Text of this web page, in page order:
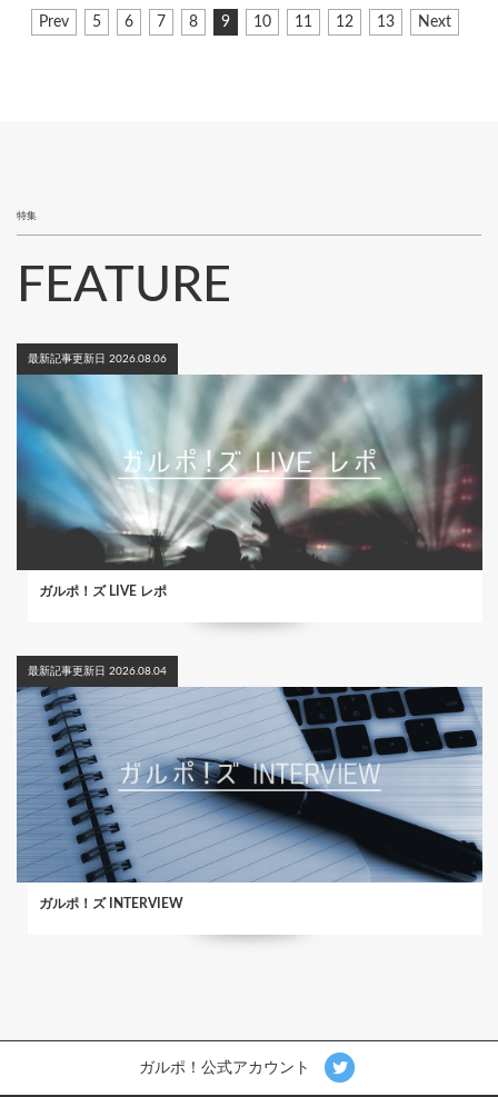
ペ
ー
前
Prev
ペ
5
ペ
6
ペ
7
ペ
8
カ
9
ペ
10
ペ
11
ペ
12
ペ
13
次
Next
特集
FEATURE
最新記事更新日 2026.08.06
ガルポ！ズ LIVE レポ
最新記事更新日 2026.08.04
ガルポ！ズ INTERVIEW
ガルポ！公式アカウント